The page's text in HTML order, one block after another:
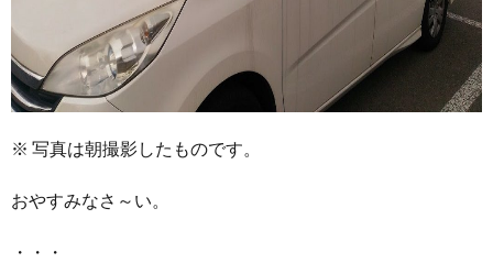
※ 写真は朝撮影したものです。
おやすみなさ～い。
・・・